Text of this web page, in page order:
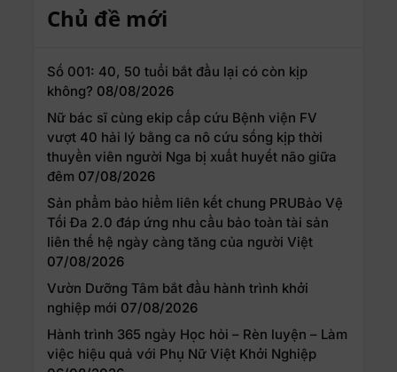
Chủ đề mới
Số 001: 40, 50 tuổi bắt đầu lại có còn kịp
không? 08/08/2026
Nữ bác sĩ cùng ekip cấp cứu Bệnh viện FV
vượt 40 hải lý bằng ca nô cứu sống kịp thời
thuyền viên người Nga bị xuất huyết não giữa
đêm 07/08/2026
Sản phẩm bảo hiểm liên kết chung PRUBảo Vệ
Tối Đa 2.0 đáp ứng nhu cầu bảo toàn tài sản
liên thế hệ ngày càng tăng của người Việt
07/08/2026
Vườn Dưỡng Tâm bắt đầu hành trình khởi
nghiệp mới 07/08/2026
Hành trình 365 ngày Học hỏi – Rèn luyện – Làm
việc hiệu quả với Phụ Nữ Việt Khởi Nghiệp